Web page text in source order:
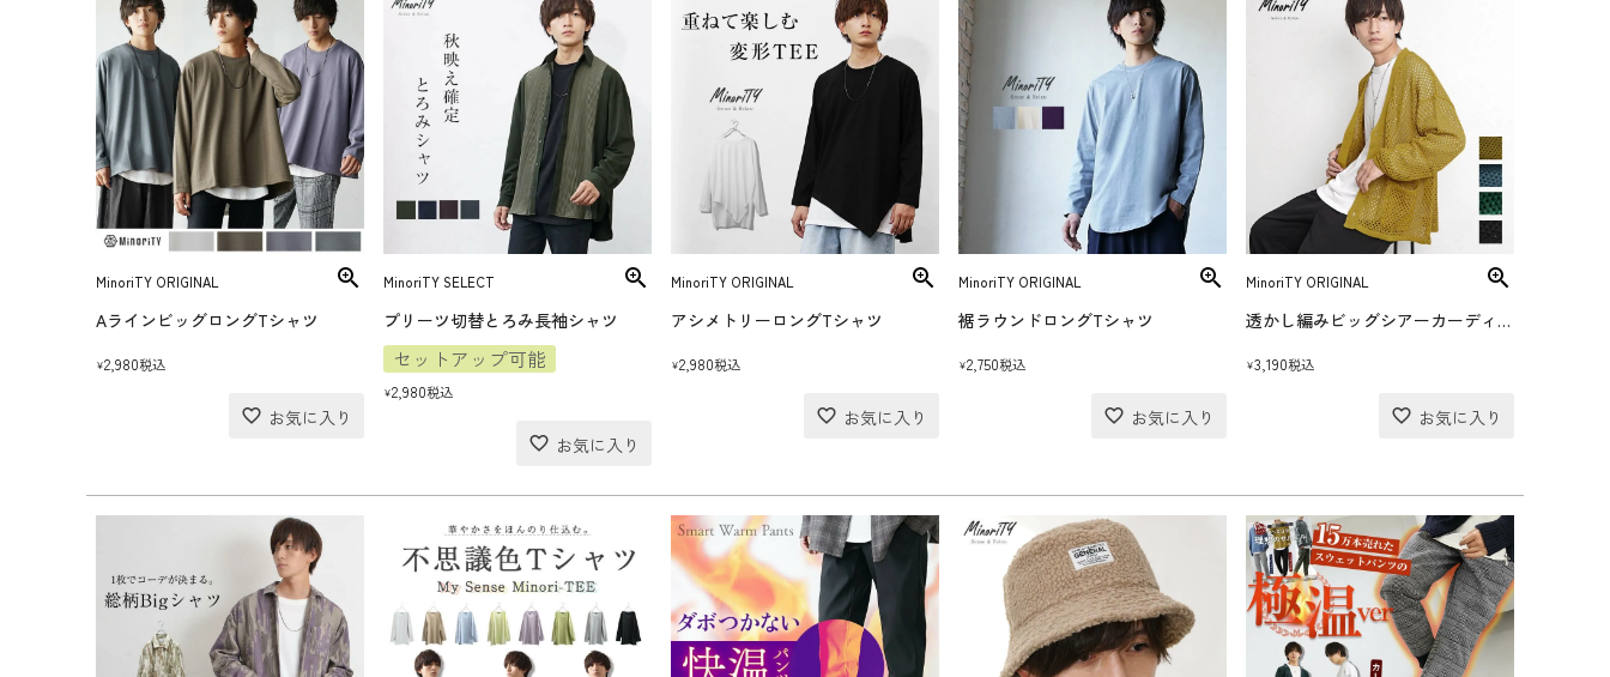
MinoriTY ORIGINAL
AラインビッグロングTシャツ
¥2,980税込
MinoriTY SELECT
プリーツ切替とろみ長袖シャツ
セットアップ可能
¥2,980税込
MinoriTY ORIGINAL
アシメトリーロングTシャツ
¥2,980税込
MinoriTY ORIGINAL
裾ラウンドロングTシャツ
¥2,750税込
MinoriTY ORIGINAL
透かし編みビッグシアーカーディガン
¥3,190税込